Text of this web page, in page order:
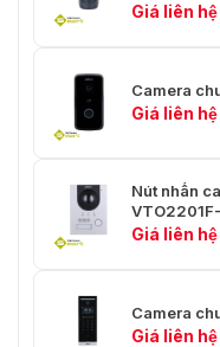
Cấu hình Web
Hiệu suất
Khoảng cách đọc
Phát hành thẻ tại
địa phương
Dung tích
Giá liên hệ
Camera
Giá liên hệ
Nút nhấn
Giá liên hệ
Camera
Giá liên hệ